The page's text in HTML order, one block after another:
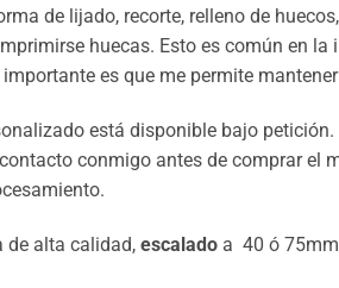
de lijado, recorte, relleno de
huecas. Esto es común en la
es que me permite
está disponible bajo
conmigo antes de comprar el
de alta calidad, escaladoa 40 ó